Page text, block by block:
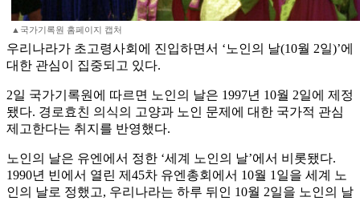
▲국가기록원 홈페이지 캡처
우리나라가 초고령사회에 진입하면서 ‘노인의 날(10월 2일)’에
대한 관심이 집중되고 있다.
2일 국가기록원에 따르면 노인의 날은 1997년 10월 2일에 제정
됐다. 경로효친 의식의 고양과 노인 문제에 대한 국가적 관심
제고한다는 취지를 반영했다.
노인의 날은 유엔에서 정한 ‘세계 노인의 날’에서 비롯됐다.
1990년 빈에서 열린 제45차 유엔총회에서 10월 1일을 세계 노
인의 날로 정했고, 우리나라는 하루 뒤인 10월 2일을 노인의 날